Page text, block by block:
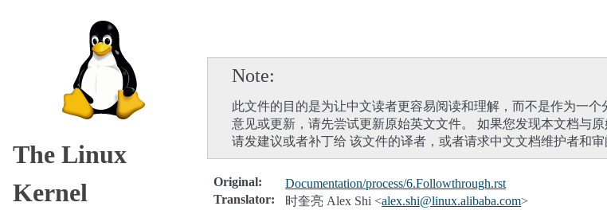
The Linux
Kernel
Note
此文件的目的是为让中文读者更容易阅读和理解，而不是作为一
意见或更新，请先尝试更新原始英文文件。 如果您发现本文档与
请发建议或者补丁给 该文件的译者，或者请求中文文档维护者和审
Original:
Documentation/process/6.Followthrough.rst
Translator: 时奎亮 Alex Shi <alex.shi@linux.alibaba.com>